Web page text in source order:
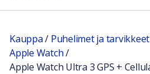
Kauppa/ Puhelimet ja tarvikkeet
Apple Watch/